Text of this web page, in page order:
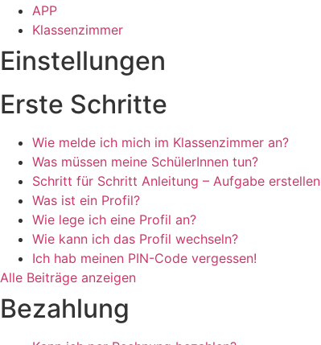
APP
Klassenzimmer
Einstellungen
Erste Schritte
Wie melde ich mich im Klassenzimmer an?
Was müssen meine SchülerInnen tun?
Schritt für Schritt Anleitung – Aufgabe erstellen
Was ist ein Profil?
Wie lege ich eine Profil an?
Wie kann ich das Profil wechseln?
Ich hab meinen PIN-Code vergessen!
Alle Beiträge anzeigen
Bezahlung